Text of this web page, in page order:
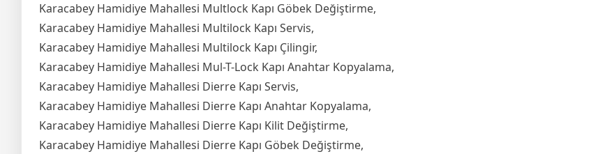
Karacabey Hamidiye Mahallesi Multlock Kapı Göbek Değiştirme,
Karacabey Hamidiye Mahallesi Multilock Kapı Servis,
Karacabey Hamidiye Mahallesi Multilock Kapı Çilingir,
Karacabey Hamidiye Mahallesi Mul-T-Lock Kapı Anahtar Kopyalama,
Karacabey Hamidiye Mahallesi Dierre Kapı Servis,
Karacabey Hamidiye Mahallesi Dierre Kapı Anahtar Kopyalama,
Karacabey Hamidiye Mahallesi Dierre Kapı Kilit Değiştirme,
Karacabey Hamidiye Mahallesi Dierre Kapı Göbek Değiştirme,